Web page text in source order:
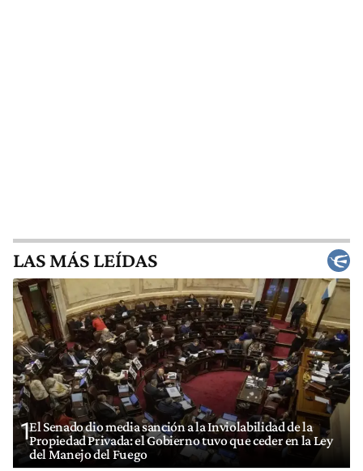
LAS MÁS LEÍDAS
1El Senado dio media sanción a la Inviolabilidad de la
Propiedad Privada: el Gobierno tuvo que ceder en la Ley
del Manejo del Fuego